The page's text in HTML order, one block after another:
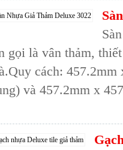
gọi là vân thảm,
cách:
và 457.2mm x